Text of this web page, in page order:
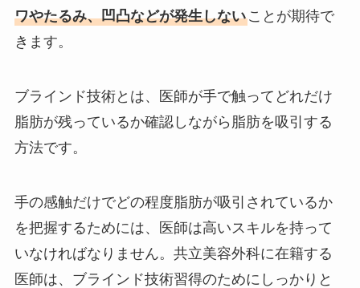
ワやたるみ、凹凸などが発生しないことが期待で
きます。
ブラインド技術とは、医師が手で触ってどれだけ
脂肪が残っているか確認しながら脂肪を吸引する
方法です。
手の感触だけでどの程度脂肪が吸引されているか
を把握するためには、医師は高いスキルを持って
いなければなりません。共立美容外科に在籍する
医師は、ブラインド技術習得のためにしっかりと